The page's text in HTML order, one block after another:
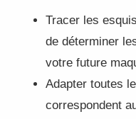
Tracer les
de déterminer
votre future
Adapter toutes
correspondent